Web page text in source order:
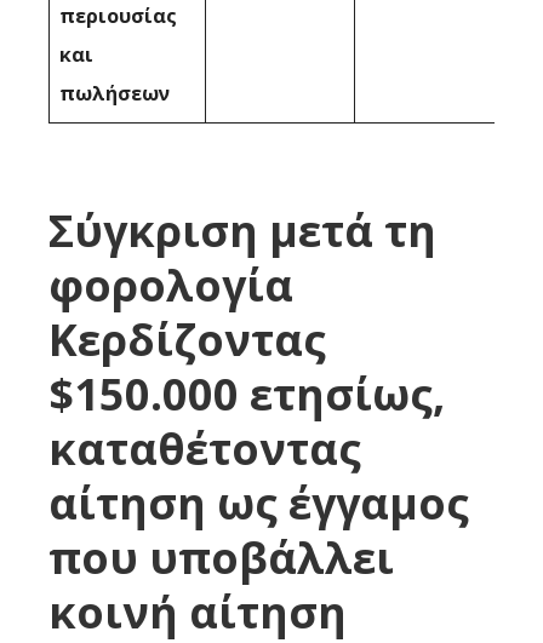
περιουσίας
και
πωλήσεων
Σύγκριση μετά τη
φορολογία
Κερδίζοντας
$150.000 ετησίως,
καταθέτοντας
αίτηση ως έγγαμος
που υποβάλλει
κοινή αίτηση